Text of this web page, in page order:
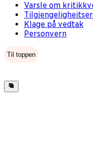
Varsle om
Klage på vedtak
Personvern
Til toppen